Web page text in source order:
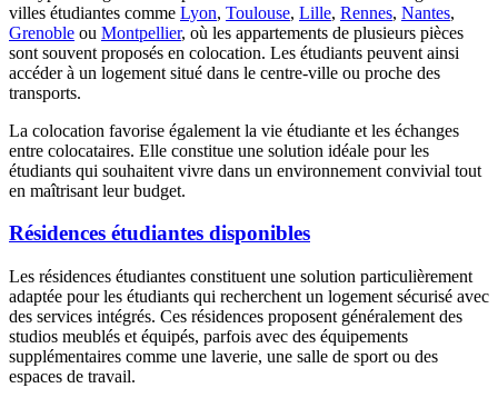
villes étudiantes comme Lyon, Toulouse, Lille, Rennes, Nantes,
Grenoble ou Montpellier, où les appartements de plusieurs pièces
sont souvent proposés en colocation. Les étudiants peuvent ainsi
accéder à un logement situé dans le centre-ville ou proche des
transports.
La colocation favorise également la vie étudiante et les échanges
entre colocataires. Elle constitue une solution idéale pour les
étudiants qui souhaitent vivre dans un environnement convivial tout
en maîtrisant leur budget.
Résidences étudiantes disponibles
Les résidences étudiantes constituent une solution particulièrement
adaptée pour les étudiants qui recherchent un logement sécurisé avec
des services intégrés. Ces résidences proposent généralement des
studios meublés et équipés, parfois avec des équipements
supplémentaires comme une laverie, une salle de sport ou des
espaces de travail.